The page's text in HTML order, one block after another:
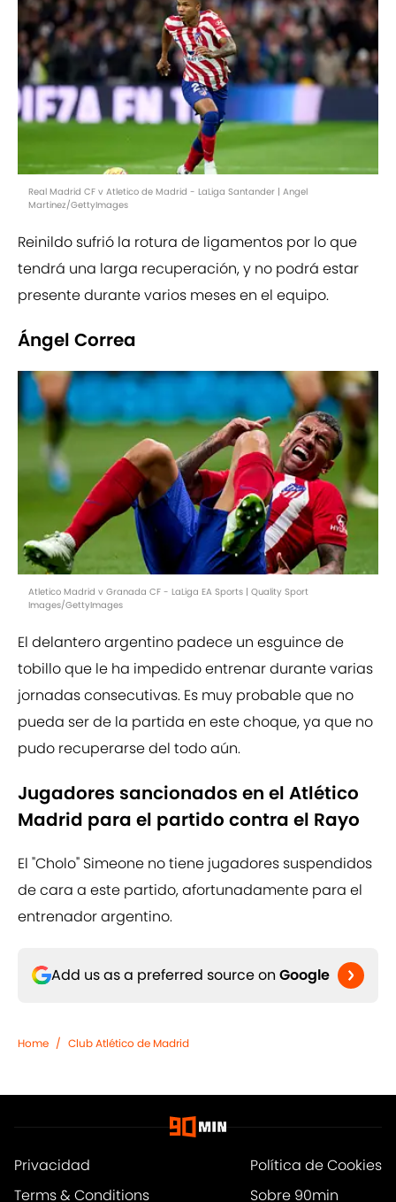
Real Madrid CF v Atletico de Madrid - LaLiga Santander | Angel
Martinez/GettyImages
Reinildo sufrió la rotura de ligamentos por lo que
tendrá una larga recuperación, y no podrá estar
presente durante varios meses en el equipo.
Ángel Correa
Atletico Madrid v Granada CF - LaLiga EA Sports | Quality Sport
Images/GettyImages
El delantero argentino padece un esguince de
tobillo que le ha impedido entrenar durante varias
jornadas consecutivas. Es muy probable que no
pueda ser de la partida en este choque, ya que no
pudo recuperarse del todo aún.
Jugadores sancionados en el Atlético
Madrid para el partido contra el Rayo
El "Cholo" Simeone no tiene jugadores suspendidos
de cara a este partido, afortunadamente para el
entrenador argentino.
Add us as a preferred source on Google
Home / Club Atlético de Madrid
Privacidad
Política de Cookies
Terms & Conditions
Sobre 90min